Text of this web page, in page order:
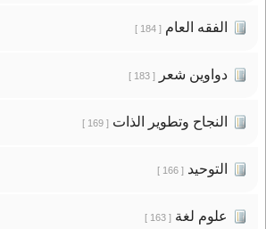
الفقه العام[ 184 ]
دواوين شعر[ 183 ]
النجاح وتطوير الذات[ 169 ]
التوحيد[ 166 ]
علوم لغة[ 163 ]